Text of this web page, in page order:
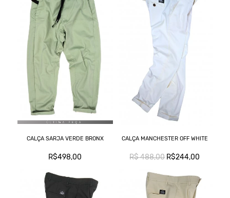
CALÇA SARJA VERDE BRONX
R$498,00
CALÇA MANCHESTER OFF WHITE
R$ 488,00R$244,00